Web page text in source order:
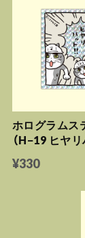
ホログラム
（H−19 ヒヤリ
¥330